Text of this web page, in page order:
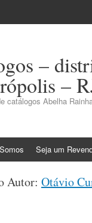
–
–
catálogos Abelha
Seja um
Autor: Otávio